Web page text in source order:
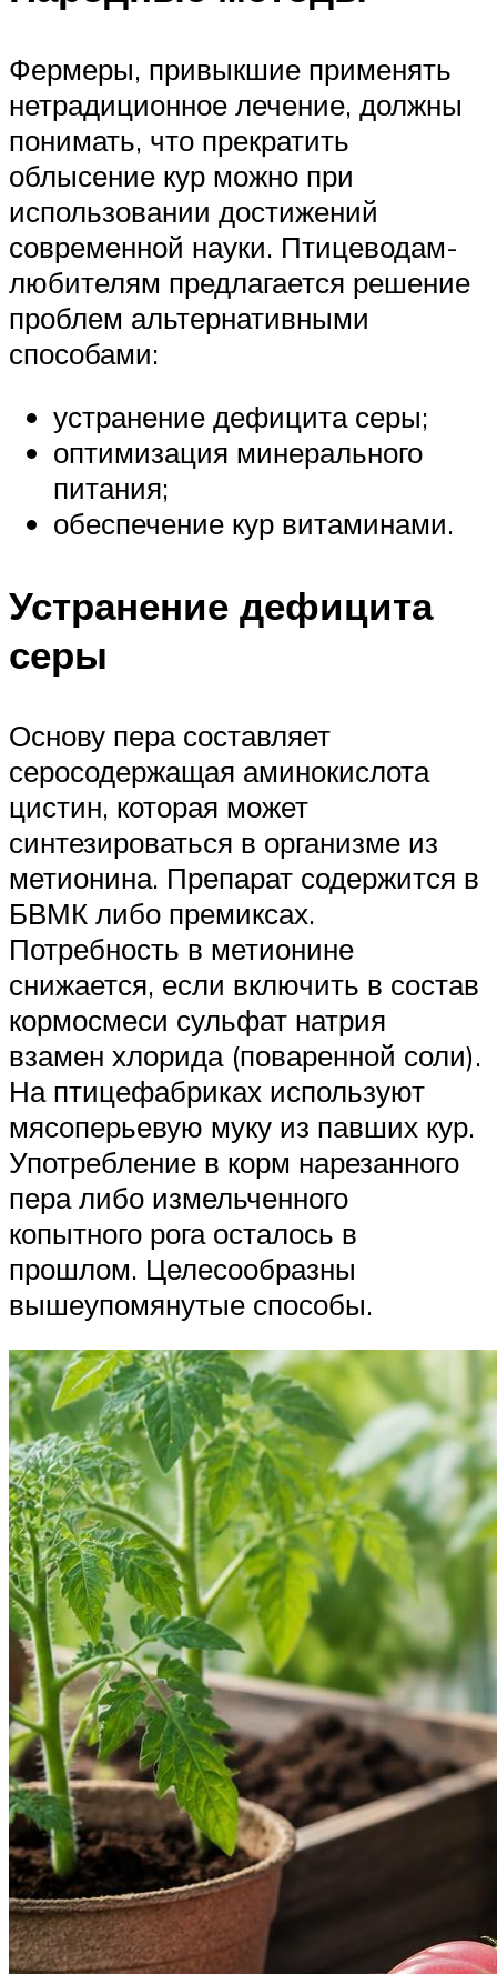
Фермеры, привыкшие применять
нетрадиционное лечение, должны
понимать, что прекратить
облысение кур можно при
использовании достижений
современной науки. Птицеводам-
любителям предлагается решение
проблем альтернативными
способами:
устранение дефицита серы;
оптимизация минерального
питания;
обеспечение кур витаминами.
Устранение дефицита
серы
Основу пера составляет
серосодержащая аминокислота
цистин, которая может
синтезироваться в организме из
метионина. Препарат содержится в
БВМК либо премиксах.
Потребность в метионине
снижается, если включить в состав
кормосмеси сульфат натрия
взамен хлорида (поваренной соли).
На птицефабриках используют
мясоперьевую муку из павших кур.
Употребление в корм нарезанного
пера либо измельченного
копытного рога осталось в
прошлом. Целесообразны
вышеупомянутые способы.